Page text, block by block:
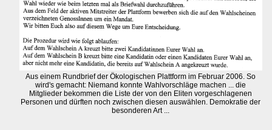
Aus einem Rundbrief der Ökologischen Plattform im Februar 2006. So
wird's gemacht: Niemand konnte Wahlvorschläge machen ... die
Mitglieder bekommen die Liste der von den Eliten vorgeschlagenen
Personen und dürften noch zwischen diesen auswählen. Demokratie der
besonderen Art ...